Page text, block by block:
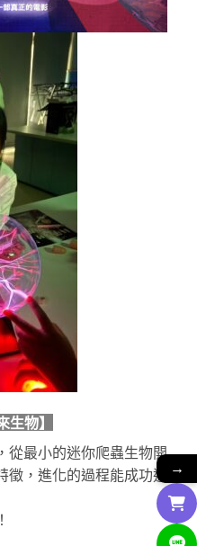
生物】
從最小的迷你爬蟲生物開
徵，進化的過程能成功適應
→